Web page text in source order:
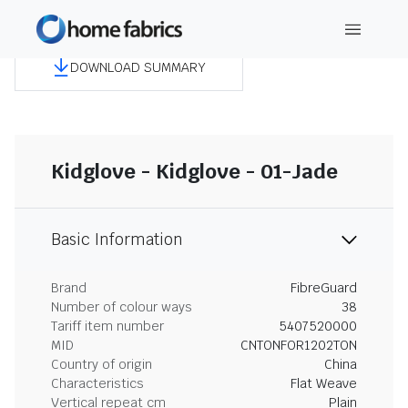
DOWNLOAD SUMMARY
Kidglove - Kidglove - 01-Jade
Basic Information
Brand
FibreGuard
Number of colour ways
38
Tariff item number
5407520000
MID
CNTONFOR1202TON
Country of origin
China
Characteristics
Flat Weave
Vertical repeat cm
Plain